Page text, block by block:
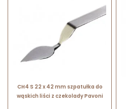
CH4 S 22 x 42 mm szpatułka do
wąskich liści z czekolady Pavoni